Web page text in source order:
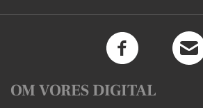
OM VORES DIGITAL